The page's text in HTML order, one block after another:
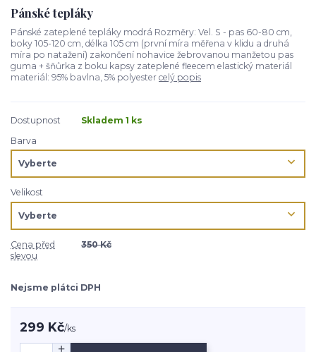
Pánské tepláky
Pánské zateplené tepláky modrá Rozměry: Vel. S - pas 60-80 cm,
boky 105-120 cm, délka 105 cm (první míra měřena v klidu a druhá
míra po natažení) zakončení nohavice žebrovanou manžetou pas
guma + šňůrka z boku kapsy zateplené fleecem elastický materiál
materiál: 95% bavlna, 5% polyester celý popis
Dostupnost
Skladem 1 ks
Barva
Velikost
Cena před
slevou
350 Kč
Nejsme plátci DPH
299 Kč/ks